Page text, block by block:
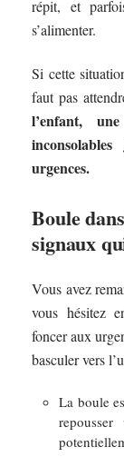
répit, et
s’alimenter.
Si cette
faut pas
l’enfant,
urgences.
Boule
signaux
Vous avez
vous hésitez
foncer aux
basculer vers
La boule